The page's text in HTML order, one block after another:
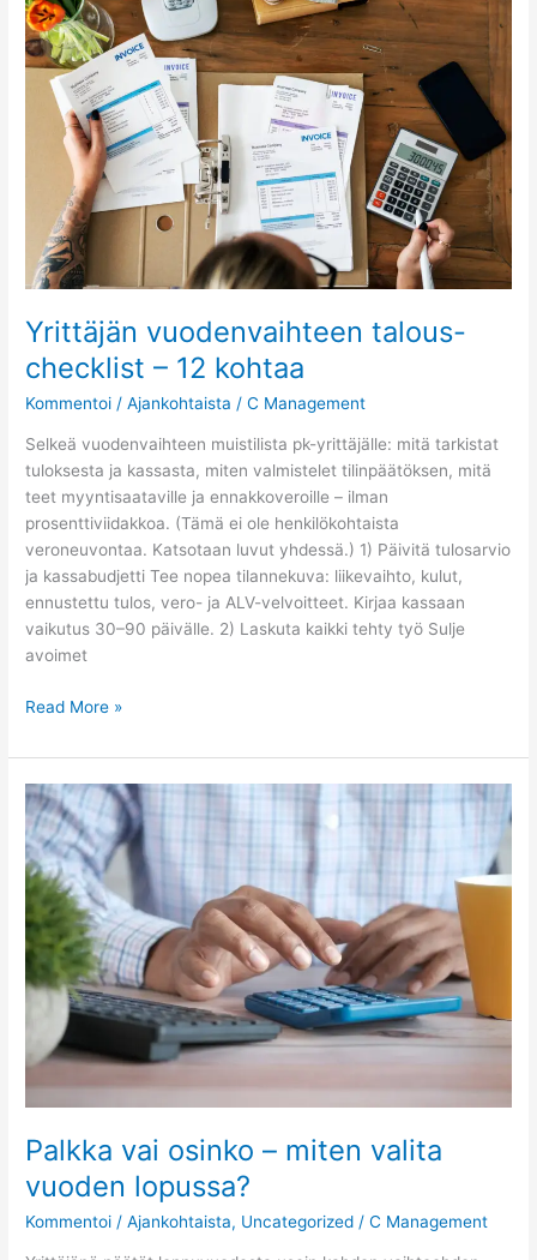
Yrittäjän vuodenvaihteen talous-
checklist – 12 kohtaa
Kommentoi /Ajankohtaista /C Management
Selkeä vuoden­vaihteen muistilista pk-yrittäjälle: mitä tarkistat
tuloksesta ja kassasta, miten valmistelet tilinpäätöksen, mitä
teet myyntisaataville ja ennakkoveroille – ilman
prosenttiviidakkoa. (Tämä ei ole henkilökohtaista
veroneuvontaa. Katsotaan luvut yhdessä.) 1) Päivitä tulosarvio
ja kassabudjetti Tee nopea tilannekuva: liikevaihto, kulut,
ennustettu tulos, vero- ja ALV-velvoitteet. Kirjaa kassaan
vaikutus 30–90 päivälle. 2) Laskuta kaikki tehty työ Sulje
avoimet
talous-
checklist
–
kohtaa
Read More »
Palkka vai osinko – miten valita
vuoden lopussa?
Kommentoi /Ajankohtaista, Uncategorized /C Management
Palkka
vai
osinko
–
miten
valita
vuoden
lopussa?